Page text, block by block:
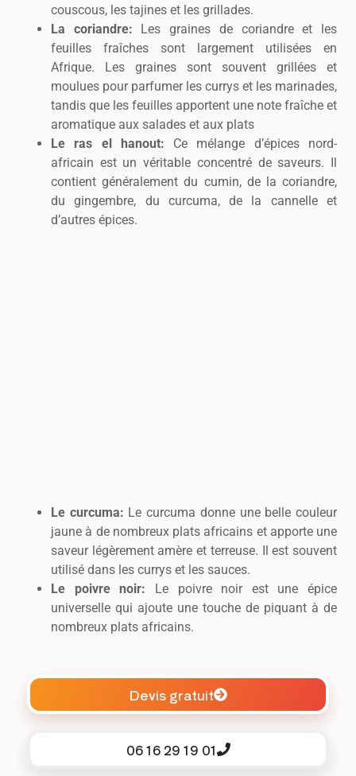
couscous, les tajines et les grillades.
La coriandre: Les graines de coriandre et les
feuilles fraîches sont largement utilisées en
Afrique. Les graines sont souvent grillées et
moulues pour parfumer les currys et les marinades,
tandis que les feuilles apportent une note fraîche et
aromatique aux salades et aux plats
Le ras el hanout: Ce mélange d’épices nord-
africain est un véritable concentré de saveurs. Il
contient généralement du cumin, de la coriandre,
du gingembre, du curcuma, de la cannelle et
d’autres épices.
Le curcuma: Le curcuma donne une belle couleur
jaune à de nombreux plats africains et apporte une
saveur légèrement amère et terreuse. Il est souvent
utilisé dans les currys et les sauces.
Le poivre noir: Le poivre noir est une épice
universelle qui ajoute une touche de piquant à de
nombreux plats africains.
Devis gratuit
06 16 29 19 01